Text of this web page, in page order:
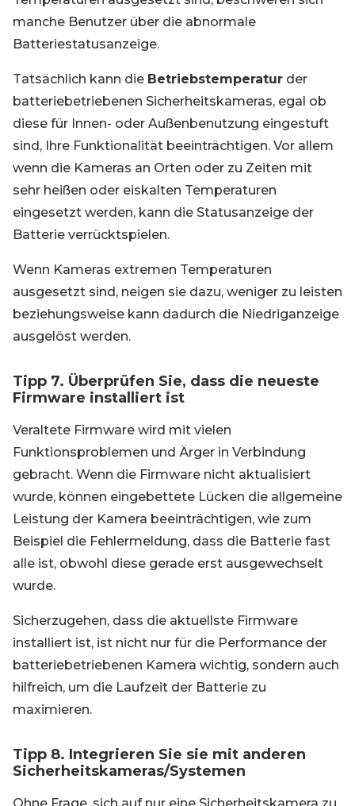
manche Benutzer über die abnormale
Batteriestatusanzeige.
Tatsächlich kann die Betriebstemperatur der
batteriebetriebenen Sicherheitskameras, egal ob
diese für Innen- oder Außenbenutzung eingestuft
sind, Ihre Funktionalität beeinträchtigen. Vor allem
wenn die Kameras an Orten oder zu Zeiten mit
sehr heißen oder eiskalten Temperaturen
eingesetzt werden, kann die Statusanzeige der
Batterie verrücktspielen.
Wenn Kameras extremen Temperaturen
ausgesetzt sind, neigen sie dazu, weniger zu leisten
beziehungsweise kann dadurch die Niedriganzeige
ausgelöst werden.
Tipp 7. Überprüfen Sie, dass die neueste
Firmware installiert ist
Veraltete Firmware wird mit vielen
Funktionsproblemen und Ärger in Verbindung
gebracht. Wenn die Firmware nicht aktualisiert
wurde, können eingebettete Lücken die allgemeine
Leistung der Kamera beeinträchtigen, wie zum
Beispiel die Fehlermeldung, dass die Batterie fast
alle ist, obwohl diese gerade erst ausgewechselt
wurde.
Sicherzugehen, dass die aktuellste Firmware
installiert ist, ist nicht nur für die Performance der
batteriebetriebenen Kamera wichtig, sondern auch
hilfreich, um die Laufzeit der Batterie zu
maximieren.
Tipp 8. Integrieren Sie sie mit anderen
Sicherheitskameras/Systemen